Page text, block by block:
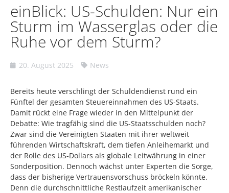
einBlick: US-Schulden: Nur ein
Sturm im Wasserglas oder die
Ruhe vor dem Sturm?
20. August 2025 News
Bereits heute verschlingt der Schuldendienst rund ein
Fünftel der gesamten Steuereinnahmen des US-Staats.
Damit rückt eine Frage wieder in den Mittelpunkt der
Debatte: Wie tragfähig sind die US-Staatsschulden noch?
Zwar sind die Vereinigten Staaten mit ihrer weltweit
führenden Wirtschaftskraft, dem tiefen Anleihemarkt und
der Rolle des US-Dollars als globale Leitwährung in einer
Sonderposition. Dennoch wächst unter Experten die Sorge,
dass der bisherige Vertrauensvorschuss bröckeln könnte.
Denn die durchschnittliche Restlaufzeit amerikanischer